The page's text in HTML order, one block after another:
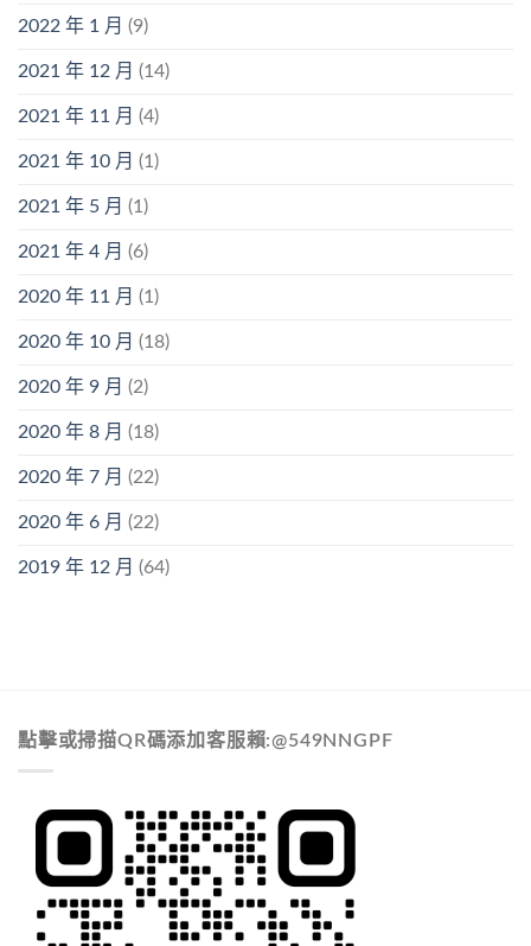
2022 年 1 月 (9)
2021 年 12 月 (14)
2021 年 11 月 (4)
2021 年 10 月 (1)
2021 年 5 月 (1)
2021 年 4 月 (6)
2020 年 11 月 (1)
2020 年 10 月 (18)
2020 年 9 月 (2)
2020 年 8 月 (18)
2020 年 7 月 (22)
2020 年 6 月 (22)
2019 年 12 月 (64)
點擊或掃描QR碼添加客服賴:@549NNGPF